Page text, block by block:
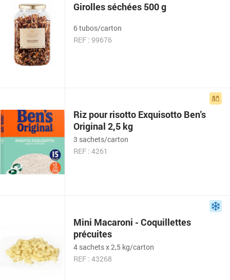
Girolles séchées 500 g
6 tubos/carton
REF : 99676
Riz pour risotto Exquisotto Ben's
Original 2,5 kg
3 sachets/carton
REF : 4261
Mini Macaroni - Coquillettes
précuites
4 sachets x 2,5 kg/carton
REF : 43268